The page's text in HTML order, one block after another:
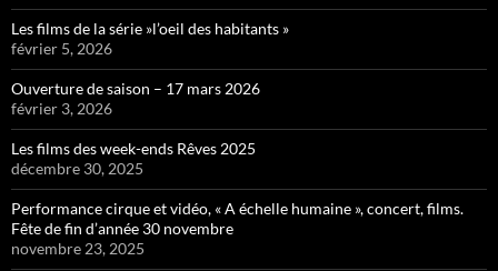
Les films de la série »l’oeil des habitants »
février 5, 2026
Ouverture de saison – 17 mars 2026
février 3, 2026
Les films des week-ends Rêves 2025
décembre 30, 2025
Performance cirque et vidéo, « A échelle humaine », concert, films.
Fête de fin d’année 30 novembre
novembre 23, 2025